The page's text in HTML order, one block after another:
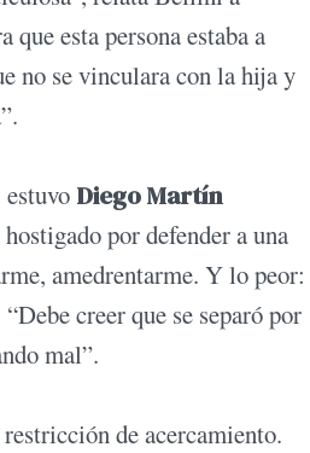
esta persona estaba a
no se vinculara con la hija y
estuvo Diego Martín
por defender a una
amedrentarme. Y lo peor:
creer que se separó por
mal”.
de acercamiento.